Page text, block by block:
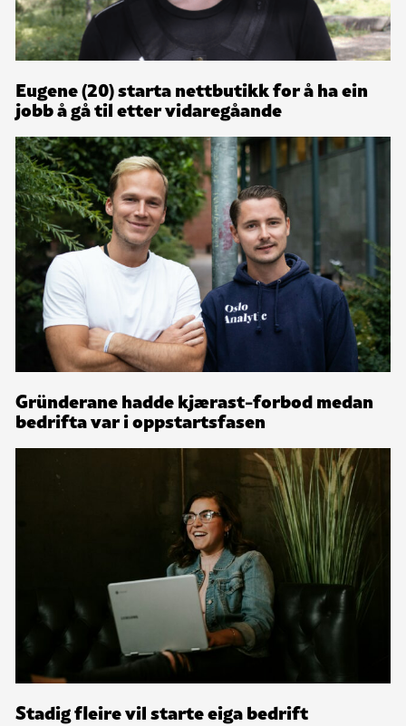
Eugene (20) starta nettbutikk for å ha ein
jobb å gå til etter vidaregåande
Gründerane hadde kjærast-forbod medan
bedrifta var i oppstartsfasen
Stadig fleire vil starte eiga bedrift